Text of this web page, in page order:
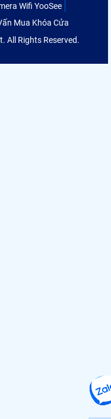
Wifi YooSee
Mua Khóa Cửa
All Rights Reserved.